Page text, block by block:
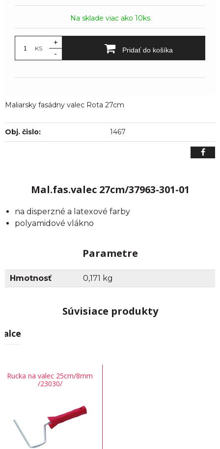
Na sklade viac ako 10ks
KS
+
-
Pridať do košíka
Maliarsky fasádny valec Rota 27cm
Obj. čislo: 1467
Mal.fas.valec 27cm/37963-301-01
na disperzné a latexové farby
polyamidové vlákno
Parametre
Hmotnosť 0,171 kg
Súvisiace produkty
Rucka na valec 25cm/8mm
/23030/